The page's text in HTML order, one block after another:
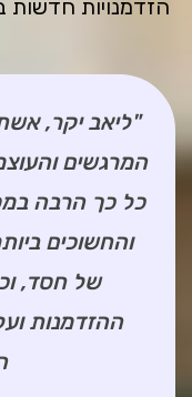
הזדמנויות חדשות
"ליאב יקר,
המרגשים
כל כך הרבה
והחשוכים
של חסד,
ההזדמנות